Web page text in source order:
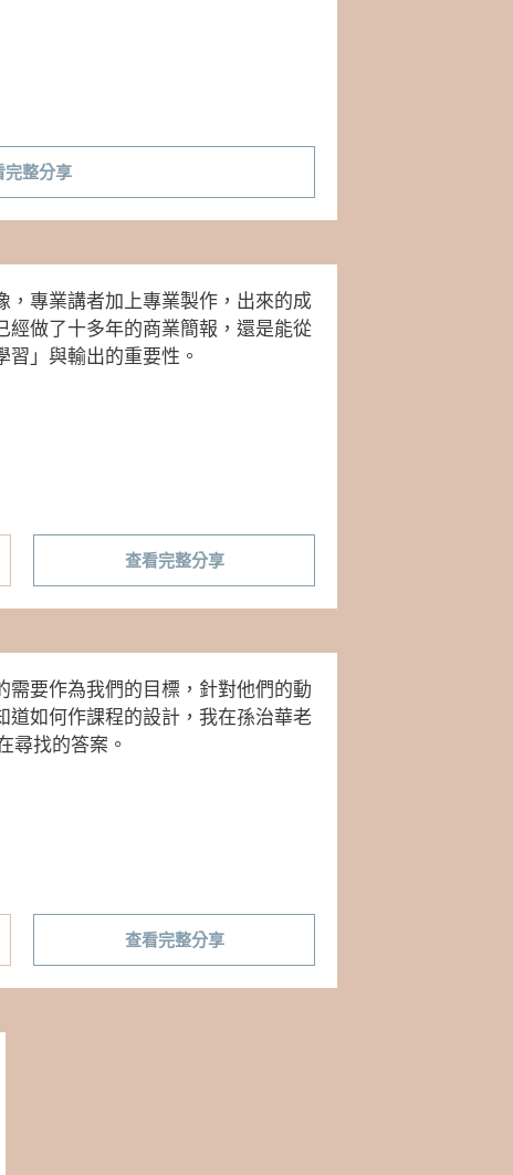
完整分享
，專業講者加上專業製作，出來的成
經做了十多年的商業簡報，還是能從
」與輸出的重要性。
查看完整分享
要作為我們的目標，針對他們的動
道如何作課程的設計，我在孫治華老
尋找的答案。
查看完整分享